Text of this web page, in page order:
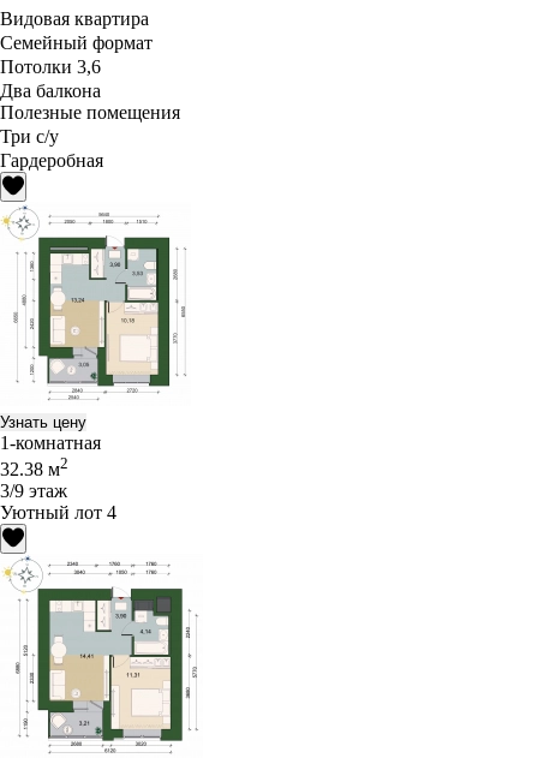
Видовая квартира
Семейный формат
Потолки 3,6
Два балкона
Полезные помещения
Три с/у
Гардеробная
Узнать цену
1-комнатная
32.38 м2
3/9 этаж
Уютный лот 4